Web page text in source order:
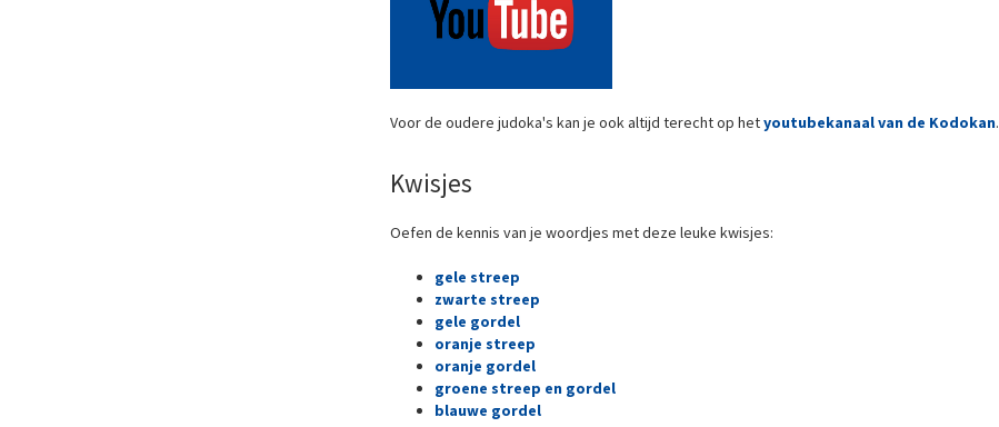
Voor de oudere judoka's kan je ook altijd terecht op hetyoutubekanaal van de Kodokan.
Kwisjes
Oefen de kennis van je woordjes met deze leuke kwisjes:
gele streep
zwarte streep
gele gordel
oranje streep
oranje gordel
groene streep en gordel
blauwe gordel